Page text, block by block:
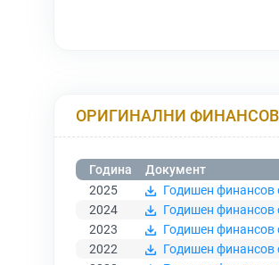
ОРИГИНАЛНИ
Година
Документ
2025
Годишен финансов
2024
Годишен финансов
2023
Годишен финансов
2022
Годишен финансов